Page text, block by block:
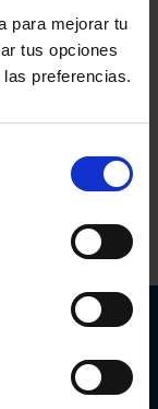
para mejorar tu
tus opciones
preferencias.